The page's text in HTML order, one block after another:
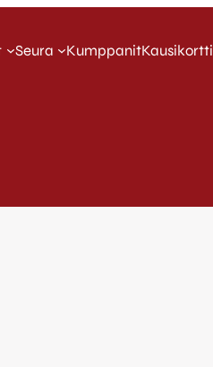
Seura KumppanitKausikortti